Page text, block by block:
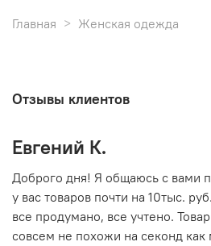
Главная Женская одежда
Отзывы клиентов
Евгений К.
Доброго дня! Я общаюсь с вами
у вас товаров почти на 10тыс.
все продумано, все учтено.
совсем не похожи на секонд как